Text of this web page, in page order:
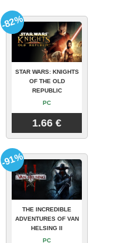
STAR WARS: KNIGHTS
OF THE OLD
REPUBLIC
PC
1.66 €
-82%
THE INCREDIBLE
ADVENTURES OF VAN
HELSING II
PC
-91%